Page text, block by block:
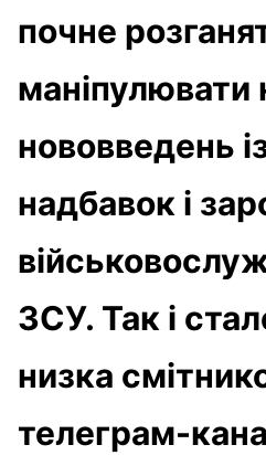
почне
маніпулювати
нововведень
надбавок і
ЗСУ. Так і
низка
телеграм-